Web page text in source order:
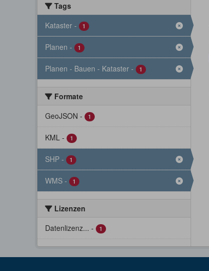
Tags
Kataster - 1
Planen - 1
Planen - Bauen - Kataster - 1
Formate
GeoJSON - 1
KML - 1
SHP - 1
WMS - 1
Lizenzen
Datenlizenz... - 1